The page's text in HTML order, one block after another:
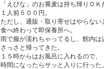
「えびな」のお蕎麦は持ち帰りＯ
１人前５００円。
ただし、通販・取り寄せはやらない
食べ終わって即保養所へ。
雨で服が濡れちゃってるし、館内は
さっさと帰ってきた。
１５時からはお風呂に入れるので、
時間になったらサッと入りに行った